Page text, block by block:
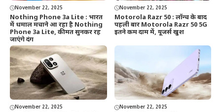
November 22, 2025
Nothing Phone 3a Lite : भारत
में धमाल मचाने आ रहा है Nothing
Phone 3a Lite, कीमत सुनकर रह
जाएंगे दंग
November 22, 2025
Motorola Razr 50 : लॉन्च के बाद
पहली बार Motorola Razr 50 5G
इतने कम दाम में, यूजर्स खुश
November 22, 2025 November 22, 2025